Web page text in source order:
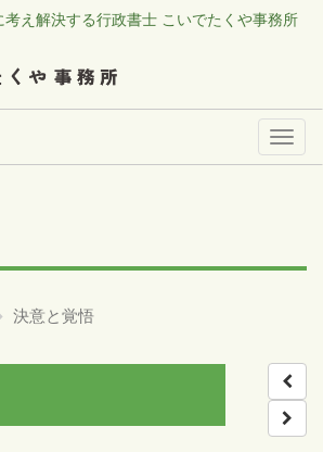
考え解決する行政書士 こいでたくや事務所
メ
決意と覚悟